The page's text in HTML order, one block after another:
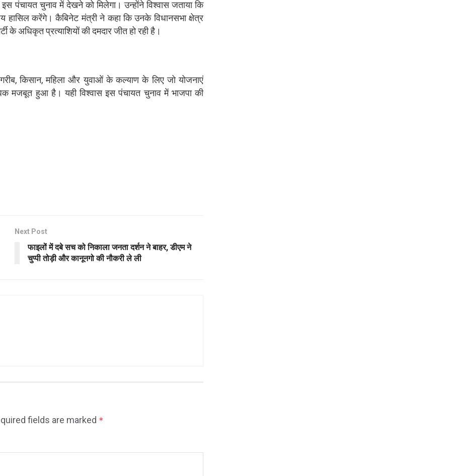
पंचायत चुनाव में देखने को मिलेगा। उन्होंने विश्वास जताया कि
हासिल करेंगे। कैबिनेट मंत्री ने कहा कि उनके विधानसभा क्षेत्र
के अधिकृत प्रत्याशियों की दमदार जीत हो रही है।
किसान, महिला और युवाओं के कल्याण के लिए जो योजनाएं
मजबूत हुआ है। यही विश्वास इस पंचायत चुनाव में भाजपा की
Next Post
फाइलों में दबे सच को निकाला जनता दर्शन ने बाहर, डीएम ने
चुप्पी तोड़ी और कानूनगो की नौकरी ले ली
fields are marked *